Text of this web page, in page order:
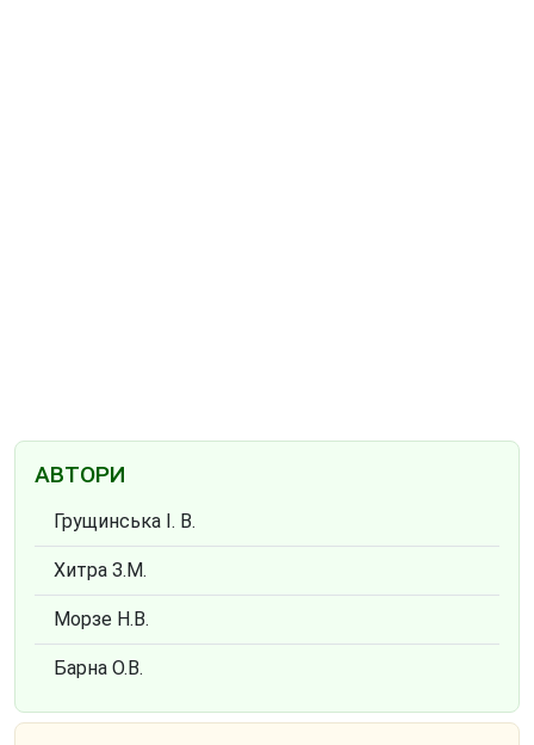
АВТОРИ
Грущинська І. В.
Хитра З.М.
Морзе Н.В.
Барна О.В.